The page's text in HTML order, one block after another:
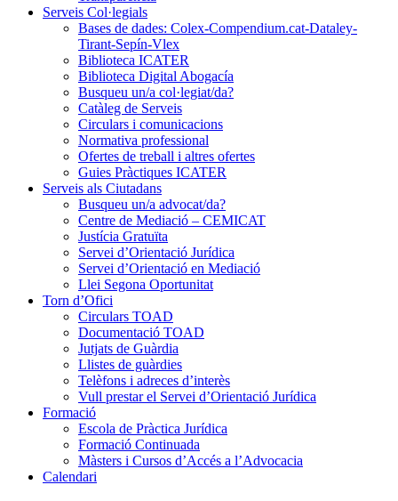
Serveis Col·legials
Bases de dades: Colex-Compendium.cat-Dataley-
Tirant-Sepín-Vlex
Biblioteca ICATER
Biblioteca Digital Abogacía
Busqueu un/a col·legiat/da?
Catàleg de Serveis
Circulars i comunicacions
Normativa professional
Ofertes de treball i altres ofertes
Guies Pràctiques ICATER
Serveis als Ciutadans
Busqueu un/a advocat/da?
Centre de Mediació – CEMICAT
Justícia Gratuïta
Servei d’Orientació Jurídica
Servei d’Orientació en Mediació
Llei Segona Oportunitat
Torn d’Ofici
Circulars TOAD
Documentació TOAD
Jutjats de Guàrdia
Llistes de guàrdies
Telèfons i adreces d’interès
Vull prestar el Servei d’Orientació Jurídica
Formació
Escola de Pràctica Jurídica
Formació Continuada
Màsters i Cursos d’Accés a l’Advocacia
Calendari